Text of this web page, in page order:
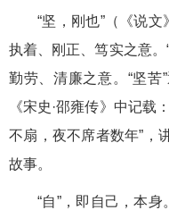
“坚，刚也”（《说
执着、刚正、笃实之意。
勤劳、清廉之意。“坚苦
《宋史·邵雍传》中记载
不扇，夜不席者数年”，
故事。
“自”，即自己，本